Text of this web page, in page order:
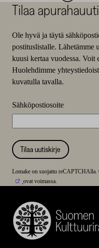
Tilaa
Ole hyvä ja täytä
postituslistalle. Lähetämme
kuusi kertaa vuodessa.
Huolehdimme
kuvatulla tavalla.
Sähköpostiosoite
Tilaa uutiskirje
Lomake on suojattu reCAPTCHAlla.
ovat voimassa.
Suomen
Kulttuurirahasto